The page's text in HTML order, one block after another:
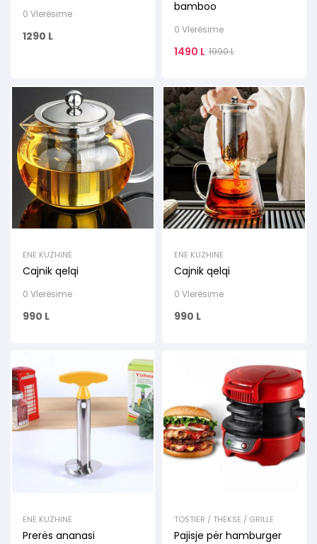
0 Vlerësime
1290 L
bamboo
0 Vlerësime
1990L
1490 L
ENE KUZHINE
Cajnik qelqi
0 Vlerësime
990 L
ENE KUZHINE
Cajnik qelqi
0 Vlerësime
990 L
ENE KUZHINE
Prerës ananasi
TOSTIER / THEKSE / GRILLE
Pajisje për hamburger